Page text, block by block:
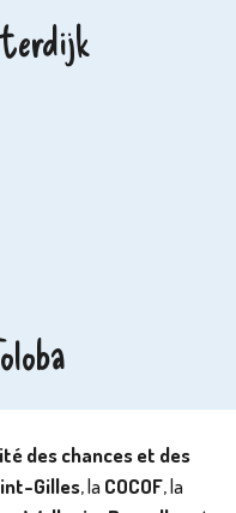
des chances et des
Gilles, laCOCOF, la